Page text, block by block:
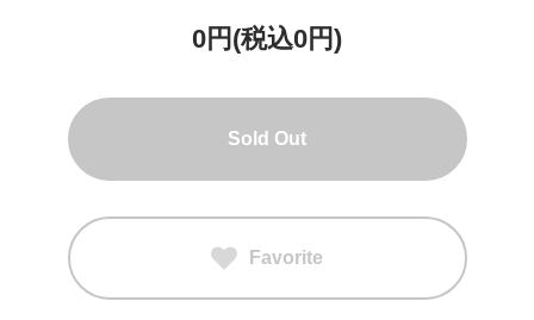
0円(税込0円)
Sold Out
Favorite